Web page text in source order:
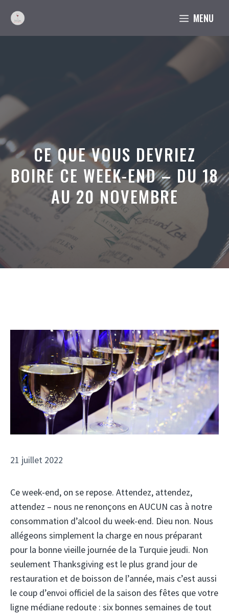
contenu
MENU
CE QUE VOUS DEVRIEZ
BOIRE CE WEEK-END – DU 18
AU 20 NOVEMBRE
21 juillet 2022
Ce week-end, on se repose. Attendez, attendez,
attendez – nous ne renonçons en AUCUN cas à notre
consommation d’alcool du week-end. Dieu non. Nous
allégeons simplement la charge en nous préparant
pour la bonne vieille journée de la Turquie jeudi. Non
seulement Thanksgiving est le plus grand jour de
restauration et de boisson de l’année, mais c’est aussi
le coup d’envoi officiel de la saison des fêtes que votre
ligne médiane redoute : six bonnes semaines de tout